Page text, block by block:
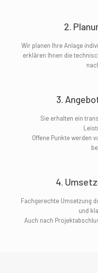
2.
Wir planen Ihre Anlage
erklären Ihnen die
3.
Sie erhalten ein
Offene Punkte werden
4.
Fachgerechte Umsetzung
und
Auch nach